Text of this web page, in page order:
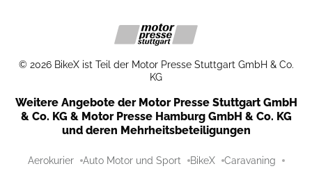
© 2026 BikeX ist Teil der Motor Presse Stuttgart GmbH & Co.
KG
Weitere Angebote der Motor Presse Stuttgart GmbH
& Co. KG & Motor Presse Hamburg GmbH & Co. KG
und deren Mehrheitsbeteiligungen
Aerokurier Auto Motor und Sport BikeX Caravaning